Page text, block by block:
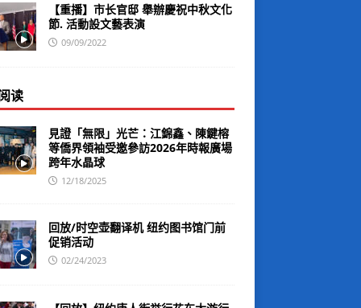
【重播】市长官邸 舉辦慶祝中秋文化
節. 活動設文藝表演
09/09/2022
读
見證「無限」光芒：江錦鑫、陳鍵榕
等僑界領袖受邀參訪2026年時報廣場
跨年水晶球
12/18/2025
回放/时空壶翻译机 纽约图书馆门前
促销活动
02/24/2023